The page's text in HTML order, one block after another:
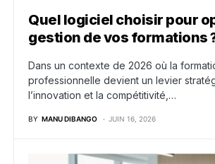
Quel logiciel choisir pour
gestion de vos formations
Dans un contexte de 2026 où la
professionnelle devient un levier
l’innovation et la compétitivité,…
BY MANU DIBANGO JUIN 16, 2026